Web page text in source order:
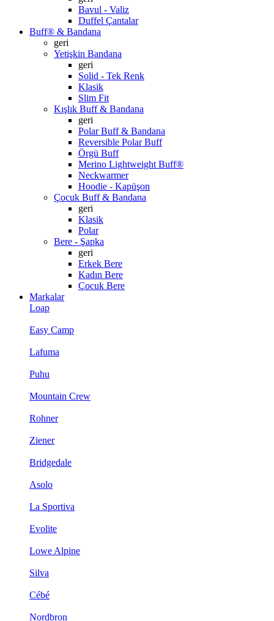
Bavul - Valiz
Duffel Çantalar
Buff® & Bandana
geri
Yetişkin Bandana
geri
Solid - Tek Renk
Klasik
Slim Fit
Kışlık Buff & Bandana
geri
Polar Buff & Bandana
Reversible Polar Buff
Örgü Buff
Merino Lightweight Buff®
Neckwarmer
Hoodie - Kapüşon
Çocuk Buff & Bandana
geri
Klasik
Polar
Bere - Şapka
geri
Erkek Bere
Kadın Bere
Çocuk Bere
Markalar
Loap
Easy Camp
Lafuma
Puhu
Mountain Crew
Rohner
Ziener
Bridgedale
Asolo
La Sportiva
Evolite
Lowe Alpine
Silva
Cébé
Nordbron